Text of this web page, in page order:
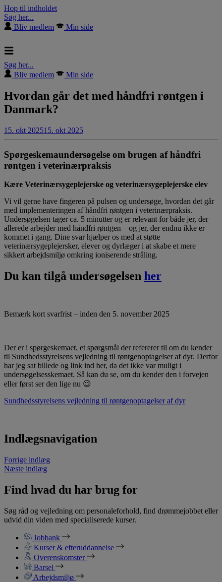
Hop til indholdet
Søg her...
Bliv medlem
Min side
Søg her...
Bliv medlem
Min side
Hvordan går det med håndfri røntgen i
Danmark?
15. okt 202515. okt 2025
Spørgeskemaundersøgelse om brugen af håndfri
røntgen i veterinærpraksis
Kære Veterinærsygeplejerske og veterinærsygeplejerske elev
Vi vil gerne have fingeren på pulsen og undersøge, hvordan det går
med implementeringen af håndfri røntgen i veterinærpraksis.
Undersøgelsen tager ca. 5 minutter og er relevant for både jer, der
allerede arbejder med håndfri røntgen – og jer, der endnu ikke er
kommet i gang. Dine svar hjælper os med at støtte
veterinærsygeplejersker, elever og dyrlæger i at skabe et mere
sikkert arbejdsmiljø omkring ioniserende stråling.
Du kan tilgå undersøgelsen her
Bemærk kort svarfrist – inden den 5. november 2025
Der er i spørgeskemaet, et spørgsmål der refererer til om du kender
til Sundhedsstyrelsens vejledning til røntgenoptagelser af dyr. Derfor
har jeg sat billede og link ind her, da det ikke var muligt i
undersøgelsesskemaet. Så kan du se, om du kender den i forvejen
eller først ser den lige nu 😉
Sundhedsstyrelsens vejledning til røntgenoptagelser af dyr
Indlægsnavigation
Forrige indlæg
Næste indlæg
Find hvad du har brug for
Søg råd og vejledning om personaleforhold, find drømmejobbet eller
udvid din viden med specialiserede kurser.
Jobbank
Kurser & efteruddannelse
Overenskomster
Barsel
Arbejdsmiljø